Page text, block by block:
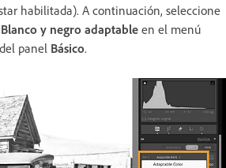
habilitada). A continuación, seleccione
Blanco y negro adaptable en el menú
del panel Básico.